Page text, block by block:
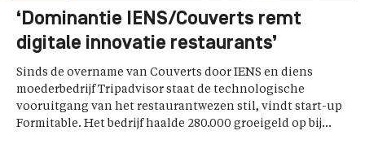
‘Dominantie IENS/Couverts remt
digitale innovatie restaurants’
Sinds de overname van Couverts door IENS en diens
moederbedrijf Tripadvisor staat de technologische
vooruitgang van het restaurantwezen stil, vindt start-up
Formitable. Het bedrijf haalde 280.000 groeigeld op bij...